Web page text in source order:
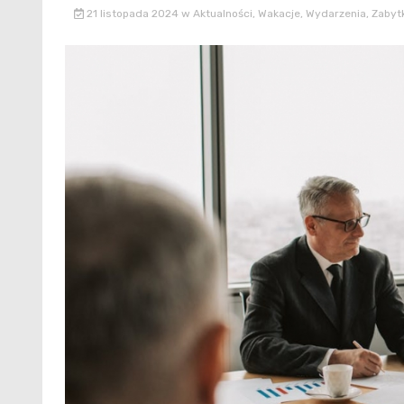
21 listopada 2024 w Aktualności, Wakacje, Wydarzenia,